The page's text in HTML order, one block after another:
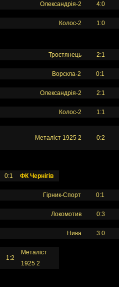
Олександрія-2 4:0
Колос-2 1:0
Тростянець 2:1
Ворскла-2 0:1
Олександрія-2 2:1
Колос-2 1:1
Металіст 1925 2 0:2
0:1 ФК Чернігів
Гірник-Спорт 0:1
Локомотив 0:3
Нива 3:0
1:2
Металіст
1925 2